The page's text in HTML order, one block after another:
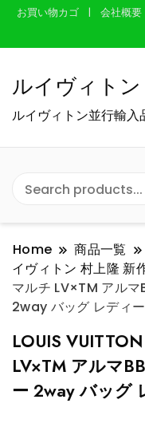
お買い物カゴ 会社概要
ルイヴィト
ルイヴィトン並行輸入
Home 商品一覧
イヴィトン 村上隆 新
マルチ LV×TM アル
2way バッグ レディ
LOUIS
LV×TM アルマ
ー 2way バッグ